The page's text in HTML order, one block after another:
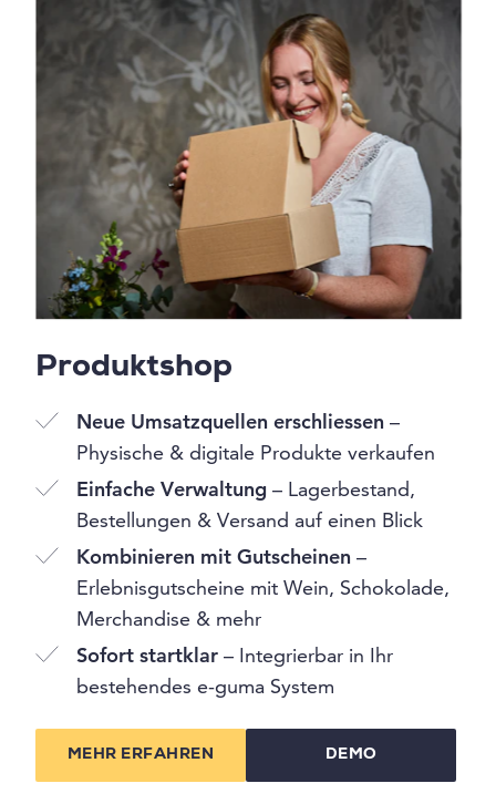
Produktshop
Neue Umsatzquellen erschliessen –
Physische & digitale Produkte verkaufen
Einfache Verwaltung – Lagerbestand,
Bestellungen & Versand auf einen Blick
Kombinieren mit Gutscheinen –
Erlebnisgutscheine mit Wein, Schokolade,
Merchandise & mehr
Sofort startklar – Integrierbar in Ihr
bestehendes e-guma System
MEHR ERFAHREN DEMO